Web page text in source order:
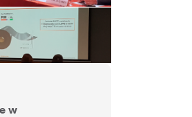
w